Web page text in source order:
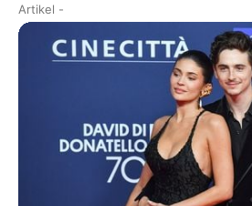
Artikel -